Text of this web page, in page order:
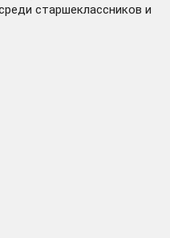
старшеклассников и